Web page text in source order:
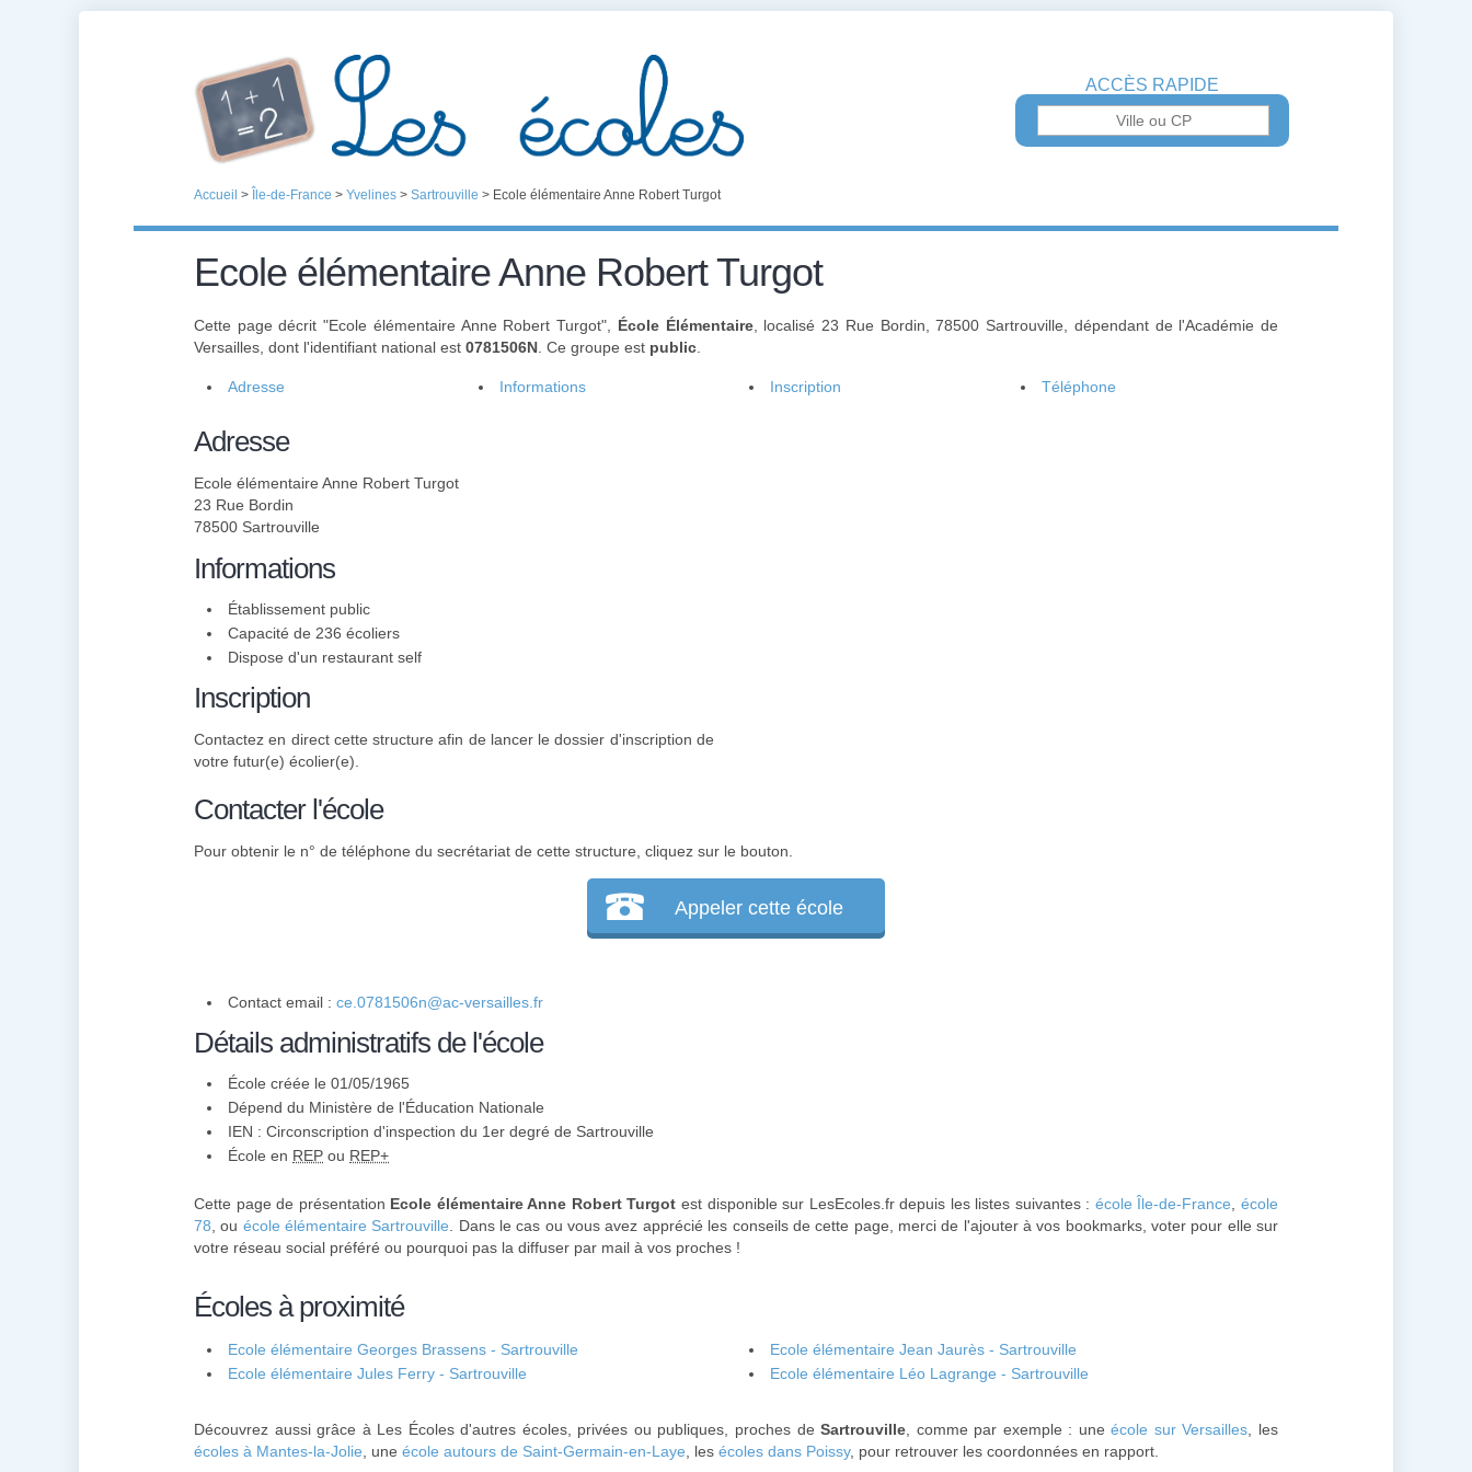
ACCÈS RAPIDE
Accueil > Île-de-France > Yvelines > Sartrouville > Ecole élémentaire Anne Robert Turgot
Ecole élémentaire Anne Robert Turgot
Cette page décrit "Ecole élémentaire Anne Robert Turgot", École Élémentaire, localisé 23 Rue Bordin, 78500 Sartrouville, dépendant de l'Académie de
Versailles, dont l'identifiant national est 0781506N . Ce groupe est public
Adresse Informations Inscription Téléphone
Adresse
Ecole élémentaire Anne Robert Turgot
23 Rue Bordin
78500 Sartrouville
Informations
Établissement public
Capacité de 236 écoliers
Dispose d'un restaurant self
Inscription
Contactez en direct cette structure afin de lancer le dossier d'inscription de
votre futur(e) écolier(e).
Contacter l'école
Pour obtenir le n° de téléphone du secrétariat de cette structure, cliquez sur le bouton.
Appeler cette école
Contact email : ce.0781506n@ac-versailles.fr
Détails administratifs de l'école
École créée le 01/05/1965
Dépend du Ministère de l'Éducation Nationale
IEN : Circonscription d'inspection du 1er degré de Sartrouville
École en REP ou REP+
Cette page de présentation Ecole élémentaire Anne Robert Turgot est disponible sur LesEcoles.fr depuis les listes suivantes : école Île-de-France ,école
78 , ou école élémentaire Sartrouville . Dans le cas ou vous avez apprécié les conseils de cette page, merci de l'ajouter à vos bookmarks, voter pour elle sur
votre réseau social préféré ou pourquoi pas la diffuser par mail à vos proches !
Écoles à proximité
Ecole élémentaire Georges Brassens - Sartrouville
Ecole élémentaire Jean Jaurès - Sartrouville
Ecole élémentaire Jules Ferry - Sartrouville
Ecole élémentaire Léo Lagrange - Sartrouville
Découvrez aussi grâce à Les Écoles d'autres écoles, privées ou publiques, proches deSartrouville , comme par exemple : uneécole sur Versailles , les
écoles à Mantes-la-Jolie , une école autours de Saint-Germain-en-Laye , les écoles dans Poissy, pour retrouver les coordonnées en rapport.